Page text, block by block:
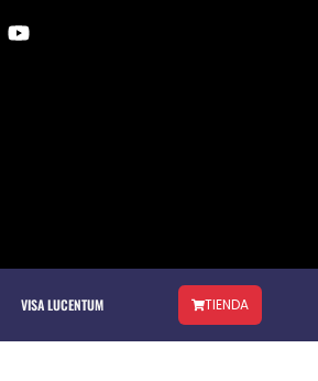
VISA LUCENTUM TIENDA